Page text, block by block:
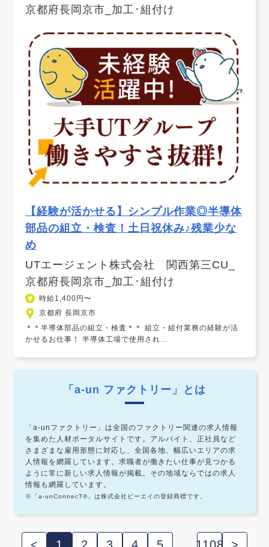
京都府長岡京市_加工･組付け
【経験が活かせる】シンプル作業◎半導体
部品の組立・検査！土日祝休み♪残業少な
め
UTエージェント株式会社 関西第三CU_
京都府長岡京市_加工･組付け
時給1,400円〜
京都府 長岡京市
＊＊半導体部品の組立・検査＊＊ 組立・組付業務の経験が活
かせるお仕事！ 半導体工場で使用され...
「a-un ファクトリー」とは
「a-unファクトリー」は全国のファクトリー関連の求人情報
を集めた人材ポータルサイトです。アルバイト、正社員など
さまざまな雇用形態に対応し、全国各地、幅広いエリアの求
人情報を網羅しています。求職者が働きたい仕事が見つかる
ように常に新しい求人情報が掲載。その地域ならではの求人
情報も網羅しています。
※「a-unConnecT®」は株式会社ピーエイの登録商標です。
< 1 2 3 4 5 … 1108 >